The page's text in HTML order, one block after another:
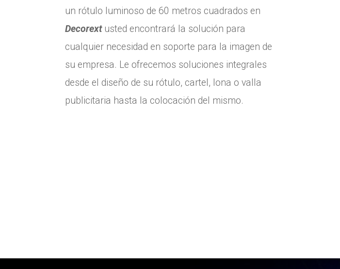
un rótulo luminoso de 60 metros cuadrados en
Decorextusted encontrará la solución para
cualquier necesidad en soporte para la imagen de
su empresa. Le ofrecemos soluciones integrales
desde el diseño de su rótulo, cartel, lona o valla
publicitaria hasta la colocación del mismo.